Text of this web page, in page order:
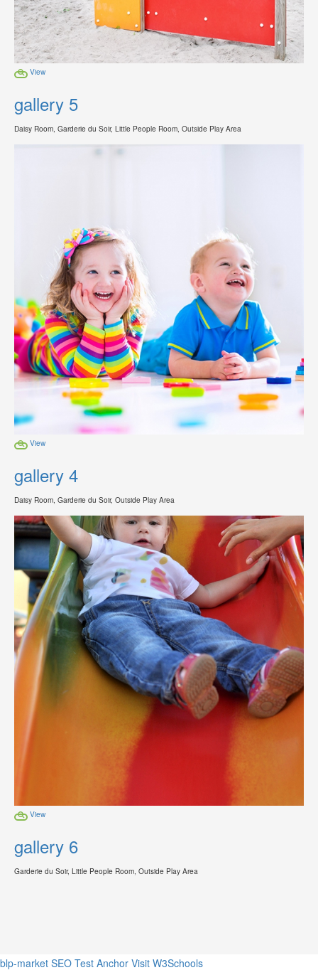
View
gallery 5
Daisy Room, Garderie du Soir, Little People Room, Outside Play Area
View
gallery 4
Daisy Room, Garderie du Soir, Outside Play Area
View
gallery 6
Garderie du Soir, Little People Room, Outside Play Area
blp-market SEO Test Anchor Visit W3Schools